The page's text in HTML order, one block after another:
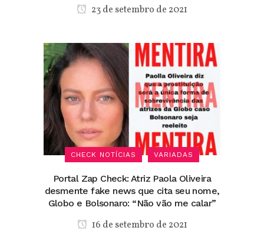
23 de setembro de 2021
CHECK NOTÍCIAS VARIADAS
Portal Zap Check: Atriz Paola Oliveira
desmente fake news que cita seu nome,
Globo e Bolsonaro: “Não vão me calar”
16 de setembro de 2021